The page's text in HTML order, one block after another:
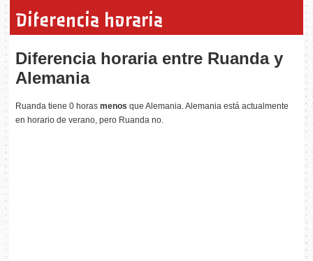
Diferencia horaria
Diferencia horaria entre Ruanda y
Alemania
Ruanda tiene 0 horasmenos que Alemania. Alemania está actualmente
en horario de verano, pero Ruanda no.